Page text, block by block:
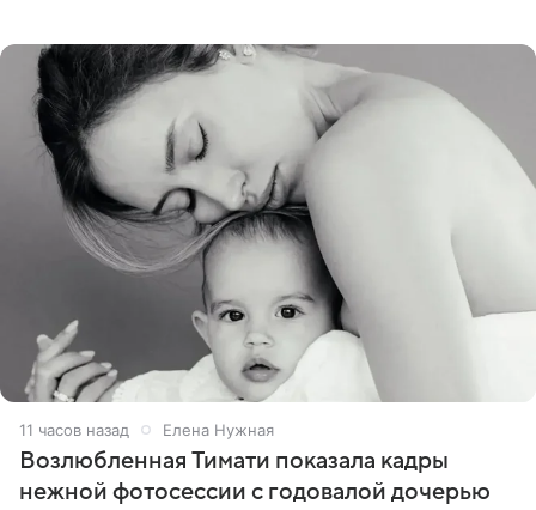
11 часов назад Елена Нужная
Возлюбленная Тимати показала кадры
нежной фотосессии с годовалой дочерью